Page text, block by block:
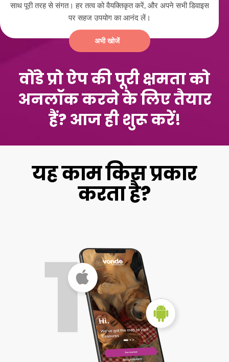
साथ पूरी तरह से संगत। हर तत्व को वैयक्तिकृत करें, और अपने सभी डिवाइस
पर सहज उपयोग का आनंद लें।
अभी खोजें
वोंडे प्रो ऐप की पूरी क्षमता को
अनलॉक करने के लिए तैयार
हैं? आज ही शुरू करें!
यह काम किस प्रकार
करता है?